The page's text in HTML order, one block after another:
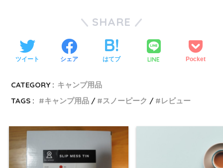
SHARE
ツイート シェア はてブ LINE Pocket
CATEGORY : キャンプ用品
TAGS :
キャンプ用品 スノーピーク レビュー